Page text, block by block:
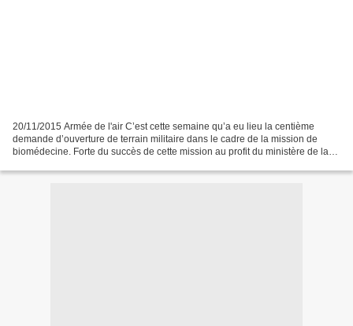
20/11/2015 Armée de l'air C’est cette semaine qu’a eu lieu la centième
demande d’ouverture de terrain militaire dans le cadre de la mission de
biomédecine. Forte du succès de cette mission au profit du ministère de la